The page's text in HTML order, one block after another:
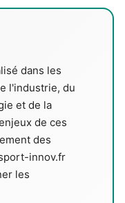
dans les
l'industrie, du
et de la
de ces
des
innov.fr
les